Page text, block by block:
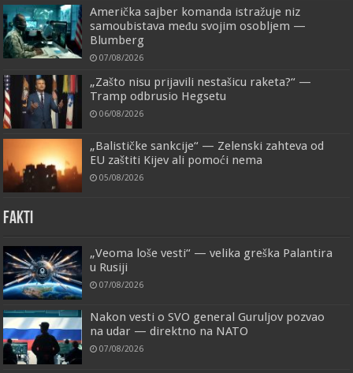
Američka sajber komanda istražuje niz
samoubistava među svojim osobljem —
Blumberg
07/08/2026
„Zašto nisu prijavili nestašicu raketa?“ —
Tramp odbrusio Hegsetu
06/08/2026
„Balističke sankcije“ — Zelenski zahteva od
EU zaštiti Kijev ali pomoći nema
05/08/2026
FAKTI
„Veoma loše vesti“ — velika greška Palantira
u Rusiji
07/08/2026
Nakon vesti o SVO general Guruljov pozvao
na udar — direktno na NATO
07/08/2026